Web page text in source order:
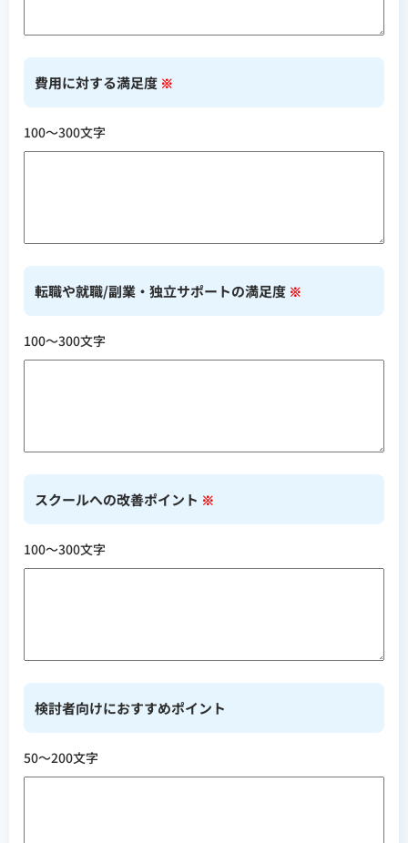
費用に対する満足度 ※
100〜300文字
転職や就職/副業・独立サポートの満足度 ※
100〜300文字
スクールへの改善ポイント ※
100〜300文字
検討者向けにおすすめポイント
50〜200文字